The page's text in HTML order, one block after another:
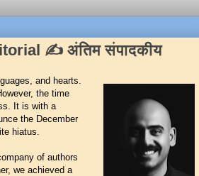
✍️ अंतिम संपादकीय
and hearts.
the time
It is with a
the December
hiatus.
of authors
we achieved a